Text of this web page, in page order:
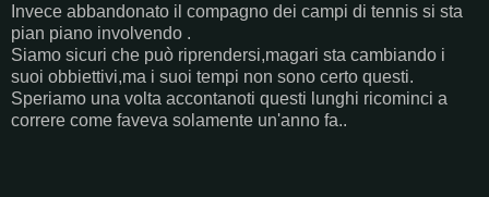
Invece abbandonato il compagno dei campi di tennis si sta
pian piano involvendo .
Siamo sicuri che può riprendersi,magari sta cambiando i
suoi obbiettivi,ma i suoi tempi non sono certo questi.
Speriamo una volta accontanoti questi lunghi ricominci a
correre come faveva solamente un'anno fa..